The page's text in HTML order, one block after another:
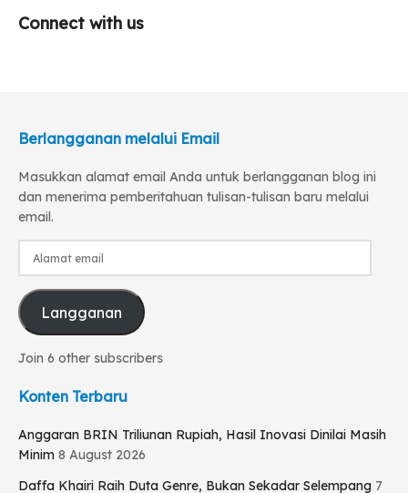
Connect with us
Berlangganan melalui Email
Masukkan alamat email Anda untuk berlangganan blog ini
dan menerima pemberitahuan tulisan-tulisan baru melalui
email.
Langganan
Join 6 other subscribers
Konten Terbaru
Anggaran BRIN Triliunan Rupiah, Hasil Inovasi Dinilai Masih
Minim 8 August 2026
Daffa Khairi Raih Duta Genre, Bukan Sekadar Selempang 7